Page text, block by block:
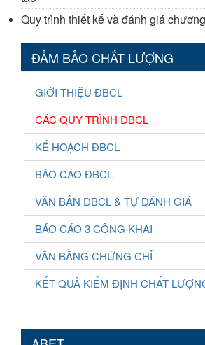
Quy trình thiết kế và đánh giá
ĐẢM BẢO CHẤT LƯỢNG
GIỚI THIỆU ĐBCL
CÁC QUY TRÌNH ĐBCL
KẾ HOẠCH ĐBCL
BÁO CÁO ĐBCL
VĂN BẢN ĐBCL & TỰ ĐÁNH GIÁ
BÁO CÁO 3 CÔNG KHAI
VĂN BẰNG CHỨNG CHỈ
KẾT QUẢ KIỂM ĐỊNH CHẤT